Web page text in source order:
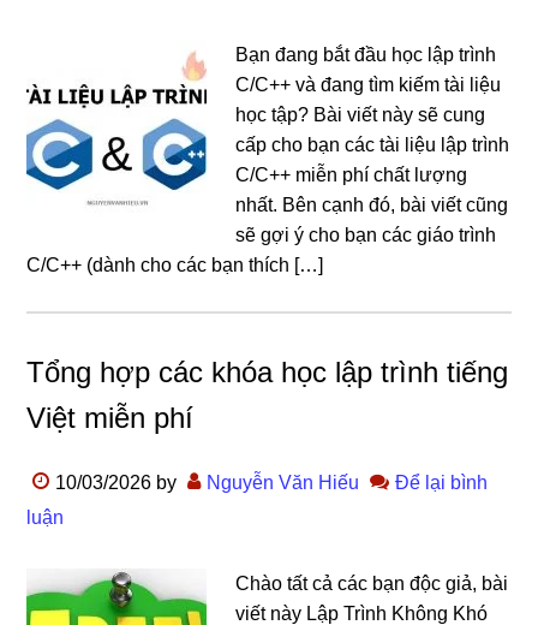
Bạn đang bắt đầu học lập trình
C/C++ và đang tìm kiếm tài liệu
học tập? Bài viết này sẽ cung
cấp cho bạn các tài liệu lập trình
C/C++ miễn phí chất lượng
nhất. Bên cạnh đó, bài viết cũng
sẽ gợi ý cho bạn các giáo trình
C/C++ (dành cho các bạn thích […]
Tổng hợp các khóa học lập trình tiếng
Việt miễn phí
10/03/2026 by Nguyễn Văn Hiếu
Để lại bình
luận
Chào tất cả các bạn độc giả, bài
viết này Lập Trình Không Khó